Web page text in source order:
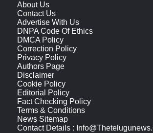
About Us
Contact Us
Advertise With Us
DNPA Code Of Ethics
DMCA Policy
Correction Policy
Privacy Policy
Authors Page
Disclaimer
Cookie Policy
Editorial Policy
Fact Checking Policy
Terms & Conditions
News Sitemap
Contact Details :